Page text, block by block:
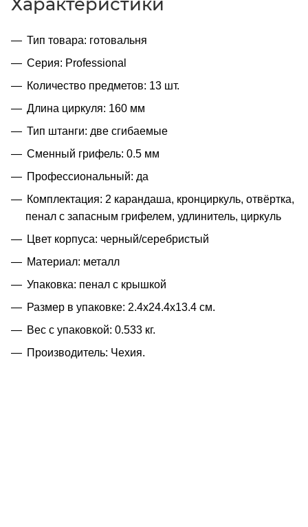
Тип товара: готовальня
Серия: Professional
Количество предметов: 13 шт.
Длина циркуля: 160 мм
Тип штанги: две сгибаемые
Сменный грифель: 0.5 мм
Профессиональный: да
Комплектация: 2 карандаша, кронциркуль, отвёртка,
пенал с запасным грифелем, удлинитель, циркуль
Цвет корпуса: черный/серебристый
Материал: металл
Упаковка: пенал с крышкой
Размер в упаковке: 2.4x24.4x13.4 см.
Вес с упаковкой: 0.533 кг.
Производитель: Чехия.